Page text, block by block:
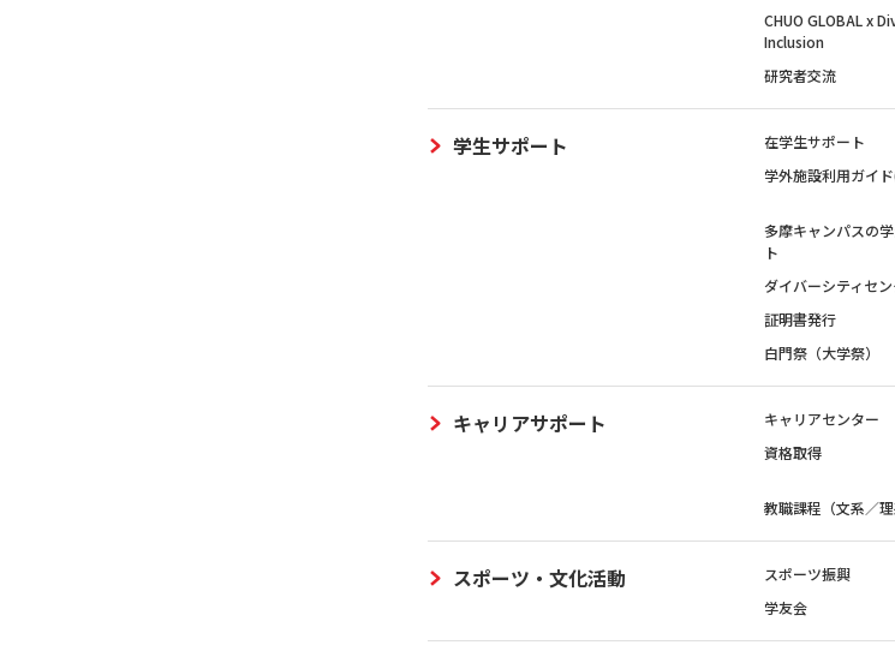
CHUO GLOBAL x
Inclusion
研究者交流
学生サポート 在学生サポート
学外施設利用ガイ
多摩キャンパスの
ト
ダイバーシティセ
証明書発行
白門祭（大学祭）
キャリアサポート キャリアセンター
資格取得
教職課程（文系／理
スポーツ・文化活動 スポーツ振興
学友会